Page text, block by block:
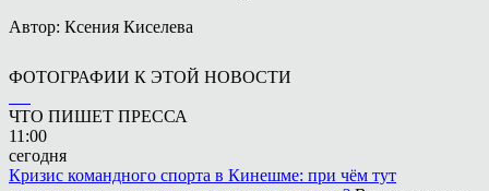
Автор: Ксения Киселева
ФОТОГРАФИИ К ЭТОЙ НОВОСТИ
ЧТО ПИШЕТ ПРЕССА
11:00
сегодня
Кризис командного спорта в Кинешме: при чём тут